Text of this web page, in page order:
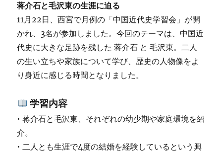
る
北
駅、
旅
客
化
贈
り
物”
の
蒋介石と毛沢東の生涯に迫る
11月22日、西宮で月例の「中国近代史学習会」が開
かれ、3名が参加しました。今回のテーマは、中国近
代史に大きな足跡を残した 蒋介石 と 毛沢東。二人
の生い立ちや家族について学び、歴史の人物像をよ
り身近に感じる時間となりました。
学習内容
• 蒋介石と毛沢東、それぞれの幼少期や家庭環境を紹
介。
• 二人とも生涯で4度の結婚を経験しているという興